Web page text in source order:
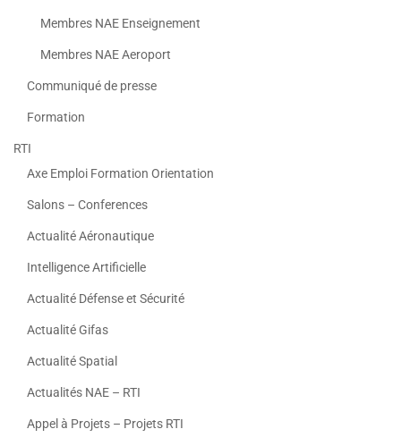
Membres NAE Enseignement
Membres NAE Aeroport
Communiqué de presse
Formation
RTI
Axe Emploi Formation Orientation
Salons – Conferences
Actualité Aéronautique
Intelligence Artificielle
Actualité Défense et Sécurité
Actualité Gifas
Actualité Spatial
Actualités NAE – RTI
Appel à Projets – Projets RTI